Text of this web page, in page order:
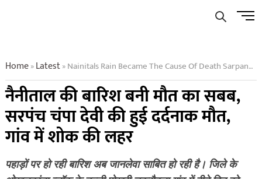
Menu
Home»Latest»Nainitals Rain Became The Cause Of Death Sarpanch Champa Devi Died A Painful Death Wave Of Mourning In The Village
नैनीताल की बारिश बनी मौत का सबब,
सरपंच चंपा देवी की हुई दर्दनाक मौत,
गांव में शोक की लहर
पहाड़ों पर हो रही बारिश अब जानलेवा साबित हो रही है। जिले के